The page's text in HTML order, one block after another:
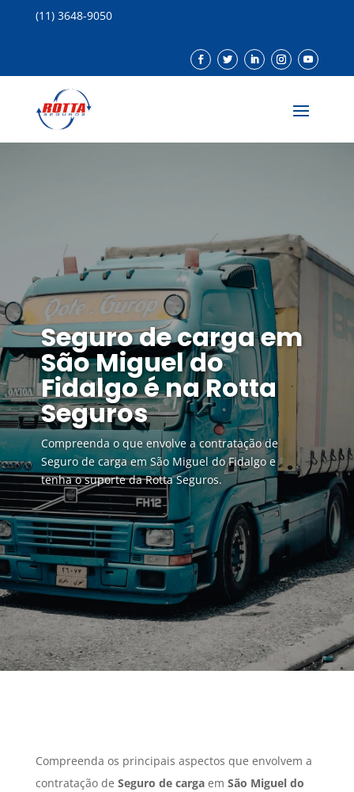
(11) 3648-9050
Seguro de carga em
São Miguel do
Fidalgo é na Rotta
Seguros
Compreenda o que envolve a contratação de
Seguro de carga em São Miguel do Fidalgo e
tenha o suporte da Rotta Seguros.
Compreenda os principais aspectos que envolvem a
contratação de Seguro de cargaem São Miguel do